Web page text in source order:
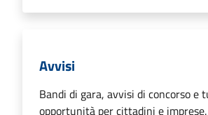
Avvisi
Bandi di gara, avvisi di concorso e
opportunità per cittadini e imprese.